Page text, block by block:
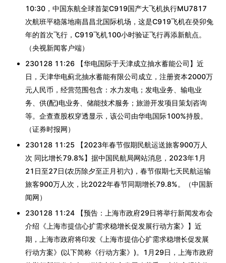
10:30，中国东航全球首架C919国产大飞机执行MU7817
次航班平稳落地南昌昌北国际机场，这是C919飞机在癸卯兔
年的首次飞行，C919飞机100小时验证飞行再添新航点。
（央视新闻客户端）
230128 11:26 【华电国际于天津成立抽水蓄能公司】近
日，天津华电蓟北抽水蓄能有限公司成立，注册资本2000万
元人民币，经营范围包含：水力发电；发电业务、输电业
务、供(配)电业务、储能技术服务；旅游开发项目策划咨询
等。企查查股权穿透显示，该公司由华电国际100%持股。
（证券时报网）
230128 11:25 【2023年春节假期民航运送旅客900万人
次 同比增长79.8%】据中国民航局网站消息，2023年1月
21日至27日(农历除夕至正月初六)，春节假期七天民航运输
旅客900万人次，比2022年春节同期增长79.8%。（中国新
闻网）
230128 11:24 【预告：上海市政府29日将举行新闻发布会
介绍《上海市提信心扩需求稳增长促发展行动方案》】近
期，上海市政府将印发《上海市提信心扩需求稳增长促发展
行动方案》(以下简称《行动方案》)。1月29日，上海市政府